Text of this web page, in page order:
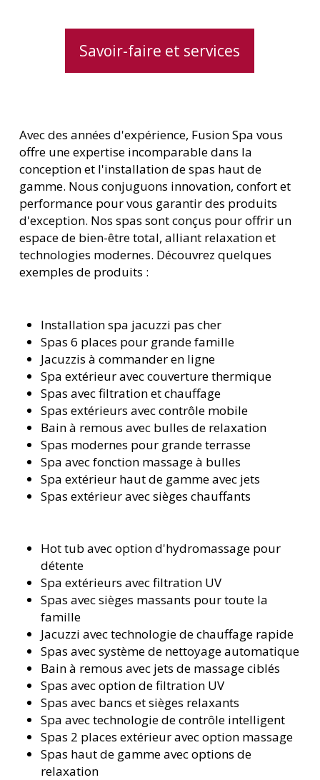
Savoir-faire et services
Avec des années d'expérience, Fusion Spa vous
offre une expertise incomparable dans la
conception et l'installation de spas haut de
gamme. Nous conjuguons innovation, confort et
performance pour vous garantir des produits
d'exception. Nos spas sont conçus pour offrir un
espace de bien-être total, alliant relaxation et
technologies modernes. Découvrez quelques
exemples de produits :
Installation spa jacuzzi pas cher
Spas 6 places pour grande famille
Jacuzzis à commander en ligne
Spa extérieur avec couverture thermique
Spas avec filtration et chauffage
Spas extérieurs avec contrôle mobile
Bain à remous avec bulles de relaxation
Spas modernes pour grande terrasse
Spa avec fonction massage à bulles
Spa extérieur haut de gamme avec jets
Spas extérieur avec sièges chauffants
Hot tub avec option d'hydromassage pour
détente
Spa extérieurs avec filtration UV
Spas avec sièges massants pour toute la
famille
Jacuzzi avec technologie de chauffage rapide
Spas avec système de nettoyage automatique
Bain à remous avec jets de massage ciblés
Spas avec option de filtration UV
Spas avec bancs et sièges relaxants
Spa avec technologie de contrôle intelligent
Spas 2 places extérieur avec option massage
Spas haut de gamme avec options de
relaxation